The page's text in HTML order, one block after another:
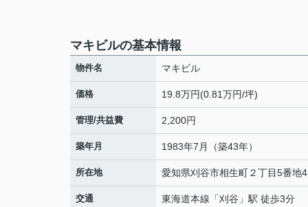
マキビルの基本情報
物件名 マキビル
価格 19.8万円(0.81万円/坪)
管理/共益費 2,200円
築年月 1983年7月（築43年）
所在地 愛知県刈谷市相生町２丁目5番地4
交通 東海道本線 「刈谷 」駅 徒歩3分